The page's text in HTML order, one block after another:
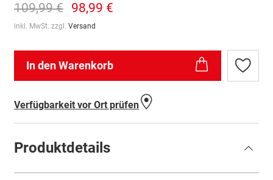
109,99 € 98,99 €
inkl. MwSt. zzgl. Versand
In den Warenkorb
Zur
Verfügbarkeit vor Ort prüfen
Produktdetails